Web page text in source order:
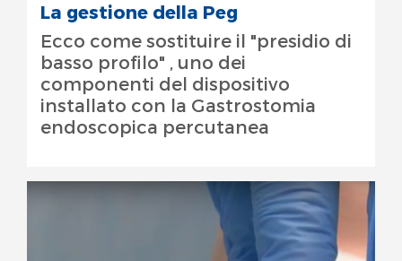
La gestione della Peg
Ecco come sostituire il "presidio di
basso profilo" , uno dei
componenti del dispositivo
installato con la Gastrostomia
endoscopica percutanea